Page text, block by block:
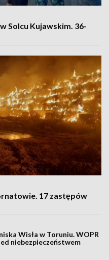
Solcu Kujawskim. 36-
17 zastępów
Wisła w Toruniu. WOPR
niebezpieczeństwem